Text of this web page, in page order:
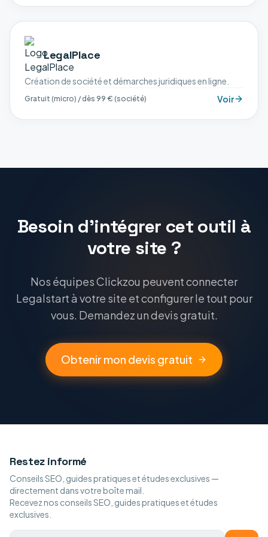
LegalPlace
Création de société et démarches juridiques en ligne.
Gratuit (micro) / dès 99 € (société) Voir
Besoin d'intégrer cet outil à
votre site ?
Nos équipes Clickzou peuvent connecter
Legalstart à votre site et configurer le tout pour
vous. Demandez un devis gratuit.
Obtenir mon devis gratuit
Restez informé
Conseils SEO, guides pratiques et études exclusives —
directement dans votre boîte mail.
Recevez nos conseils SEO, guides pratiques et études
exclusives.